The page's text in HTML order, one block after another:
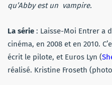
qu’Abby est un vampire.
La série : Laisse-Moi Entrer a
cinéma, en 2008 et en 2010.
écrit le pilote, et Euros Lyn (
réalisé. Kristine Froseth